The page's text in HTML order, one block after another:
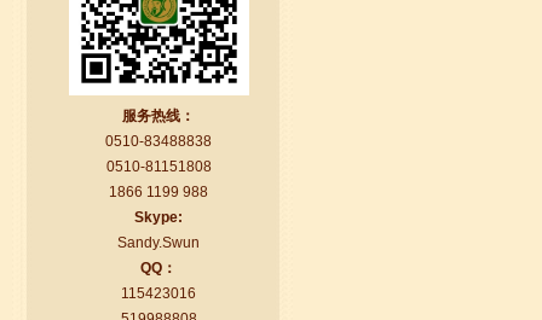
说汉语,但是我自己说汉语却觉得说不出
口。我现在在语风汉语无锡校学习，每
天我都学习中国文化...
服务热线：
0510-83488838
0510-81151808
1866 1199 988
Skype:
Sandy.Swun
QQ：
115423016